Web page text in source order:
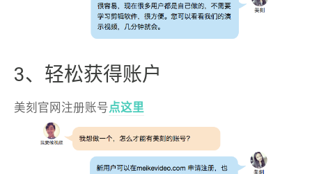
3、轻松获得账户
美刻官网注册账号点这里